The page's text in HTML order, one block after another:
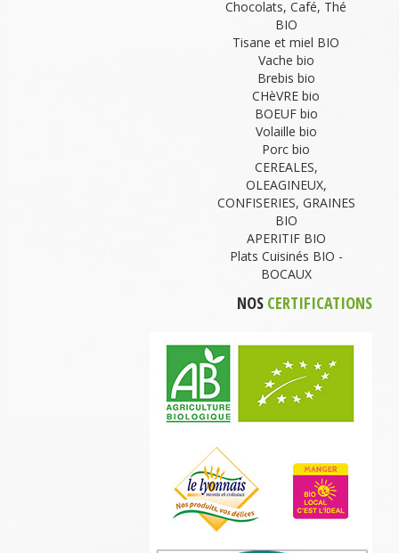
Chocolats, Café, Thé
BIO
Tisane et miel BIO
Vache bio
Brebis bio
CHèVRE bio
BOEUF bio
Volaille bio
Porc bio
CEREALES,
OLEAGINEUX,
CONFISERIES, GRAINES
BIO
APERITIF BIO
Plats Cuisinés BIO -
BOCAUX
NOS CERTIFICATIONS